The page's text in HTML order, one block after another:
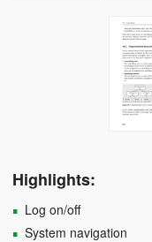
Highlights:
Log on/off
System navigation